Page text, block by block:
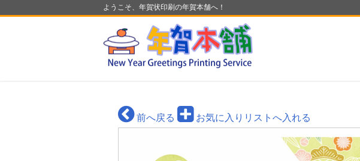
ようこそ、年賀状印刷の年賀本舗へ！
前へ戻る お気に入りリストへ入れる